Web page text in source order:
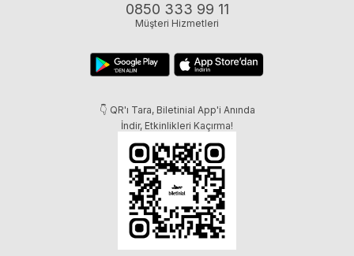
0850 333 99 11
Müşteri Hizmetleri
👇 QR'ı Tara, Biletinial App'i Anında
İndir, Etkinlikleri Kaçırma!